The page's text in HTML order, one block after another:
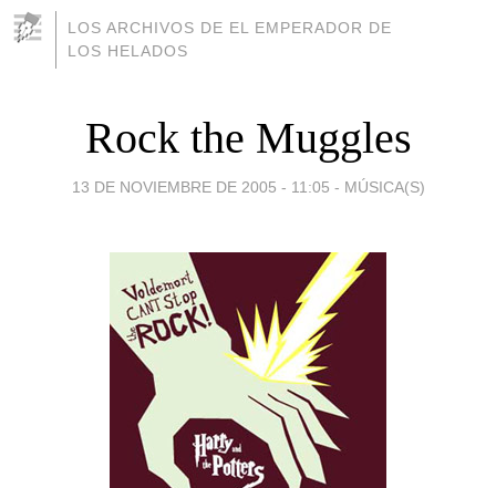
LOS ARCHIVOS DE EL EMPERADOR DE
LOS HELADOS
Rock the Muggles
13 DE NOVIEMBRE DE 2005 - 11:05 - MÚSICA(S)